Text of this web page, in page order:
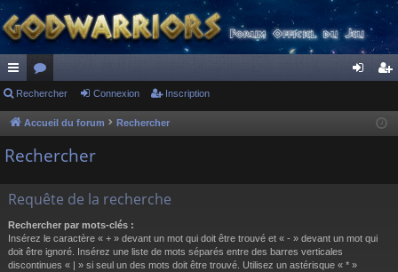
ac
co
ur
s
or
u
m
cri
Rechercher Connexion Inscription
Accueil du forum Rechercher
Rechercher
Requête de la recherche
Rechercher par mots-clés :
Insérez le caractère « + » devant un mot qui doit être trouvé et « - » devant un mot qui
doit être ignoré. Insérez une liste de mots séparés entre des barres verticales
discontinues « | » si seul un des mots doit être trouvé. Utilisez un astérisque « * »